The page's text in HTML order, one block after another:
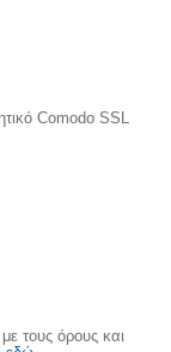
Comodo SSL
τους όρους και